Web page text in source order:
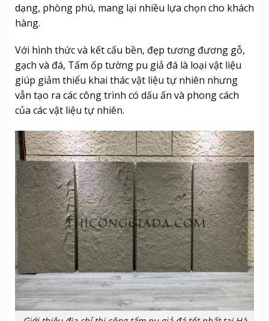
dạng, phòng phú, mang lại nhiều lựa chọn cho khách
hàng.
Với hình thức và kết cấu bền, đẹp tương đương gỗ,
gạch và đá, Tấm ốp tường pu giả đá là loại vật liệu
giúp giảm thiểu khai thác vật liệu tự nhiên nhưng
vẫn tạo ra các công trình có dấu ấn và phong cách
của các vật liệu tự nhiên.